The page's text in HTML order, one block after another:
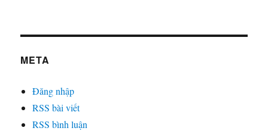
META
Đăng nhập
RSS bài viết
RSS bình luận